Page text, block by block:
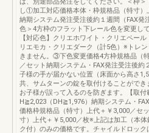
し①加工対応価格本体・枠規格品（特寸）
納期システム発注受注後約１週間（FAX発
色＞4方枠のフラット下レール色を変更し
【対応色】クリエホワイト・クリエペー
リエモカ・クリエダーク（計5色）※トレ
きません。③下色変更価格4方枠規格品（
／セット納期システム・FAX発注受注後
子様の手が届かない位置（床面から高さ
共、サムターンの錠を取付けることができ
お子様が誤って入るのを防ぎます。【取付
H≧2,023（DH≧1,976）納期システム・
価格枠規格品（特寸）上代＋￥3,000／セ
寸）上代＋￥5,000／枚※上記は加工（本体
ク付）のみの価格です。チャイルドロック